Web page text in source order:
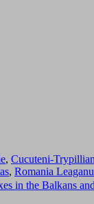
, Cucuteni-Trypillian
, Romania
in the Balkans